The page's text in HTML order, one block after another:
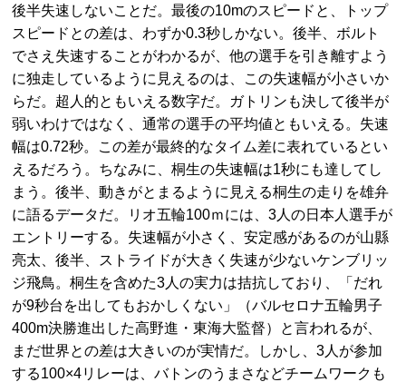
後半失速しないことだ。最後の10mのスピードと、トップ
スピードとの差は、わずか0.3秒しかない。後半、ボルト
でさえ失速することがわかるが、他の選手を引き離すよう
に独走しているように見えるのは、この失速幅が小さいか
らだ。超人的ともいえる数字だ。ガトリンも決して後半が
弱いわけではなく、通常の選手の平均値ともいえる。失速
幅は0.72秒。この差が最終的なタイム差に表れているとい
えるだろう。ちなみに、桐生の失速幅は1秒にも達してし
まう。後半、動きがとまるように見える桐生の走りを雄弁
に語るデータだ。リオ五輪100ｍには、3人の日本人選手が
エントリーする。失速幅が小さく、安定感があるのが山縣
亮太、後半、ストライドが大きく失速が少ないケンブリッ
ジ飛鳥。桐生を含めた3人の実力は拮抗しており、「だれ
が9秒台を出してもおかしくない」（バルセロナ五輪男子
400m決勝進出した高野進・東海大監督）と言われるが、
まだ世界との差は大きいのが実情だ。しかし、3人が参加
する100×4リレーは、バトンのうまさなどチームワークも